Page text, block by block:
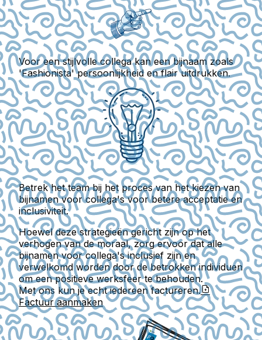
Voor een stijlvolle collega kan een bijnaam zoals
'Fashionista' persoonlijkheid en flair uitdrukken.
Betrek het team bij het proces van het kiezen van
bijnamen voor collega's voor betere acceptatie en
inclusiviteit.
Hoewel deze strategieën gericht zijn op het
verhogen van de moraal, zorg ervoor dat alle
bijnamen voor collega's inclusief zijn en
verwelkomd worden door de betrokken individuen
om een positieve werksfeer te behouden.
Met ons kun je echt iedereen factureren.
Factuur aanmaken